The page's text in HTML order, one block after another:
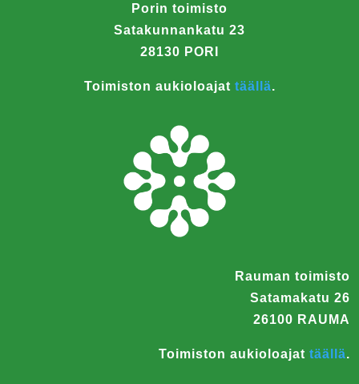
Porin toimisto
Satakunnankatu 23
28130 PORI
Toimiston aukioloajat täällä.
Rauman toimisto
Satamakatu 26
26100 RAUMA
Toimiston aukioloajat täällä.